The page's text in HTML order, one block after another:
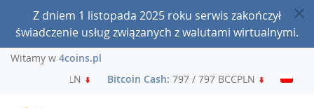
Z dniem 1 listopada 2025 roku serwis zakończył
świadczenie usług związanych z walutami wirtualnymi.
Witamy w 4coins.pl
601 BTCPLN
Bitcoin Cash:797 / 797 BCCPLN